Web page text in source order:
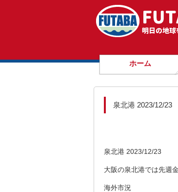
ホーム
泉北港 2023/12/23
泉北港 2023/12/23
大阪の泉北港では先週
海外市況